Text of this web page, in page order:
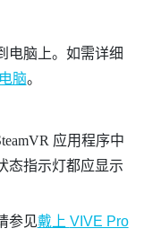
电脑上。如需详细
脑。
应用程序中
态指示灯都应显示
参见戴上 VIVE Pro